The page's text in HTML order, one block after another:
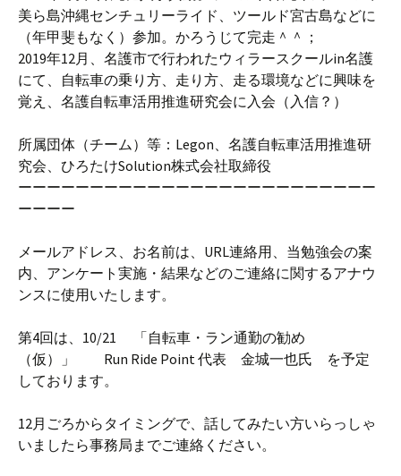
美ら島沖縄センチュリーライド、ツールド宮古島などに
（年甲斐もなく）参加。かろうじて完走＾＾；
2019年12月、名護市で行われたウィラースクールin名護
にて、自転車の乗り方、走り方、走る環境などに興味を
覚え、名護自転車活用推進研究会に入会（入信？）
所属団体（チーム）等：Legon、名護自転車活用推進研
究会、ひろたけSolution株式会社取締役
ーーーーーーーーーーーーーーーーーーーーーーーーー
ーーーー
メールアドレス、お名前は、URL連絡用、当勉強会の案
内、アンケート実施・結果などのご連絡に関するアナウ
ンスに使用いたします。
第4回は、10/21 「自転車・ラン通勤の勧め
（仮）」 Run Ride Point 代表 金城一也氏 を予定
しております。
12月ごろからタイミングで、話してみたい方いらっしゃ
いましたら事務局までご連絡ください。